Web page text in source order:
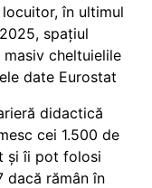
în ultimul
spațiul
cheltuielile
date Eurostat
didactică
cei 1.500 de
și îi pot folosi
dacă rămân în